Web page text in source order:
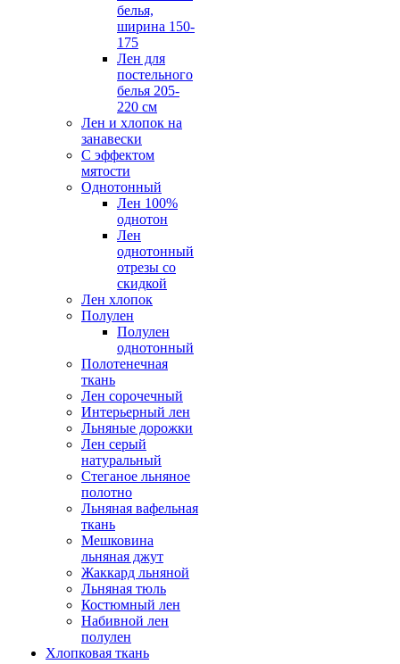
белья,
ширина 150-
175
Лен для
постельного
белья 205-
220 см
Лен и хлопок на
занавески
С эффектом
мятости
Однотонный
Лен 100%
однотон
Лен
однотонный
отрезы со
скидкой
Лен хлопок
Полулен
Полулен
однотонный
Полотенечная
ткань
Лен сорочечный
Интерьерный лен
Льняные дорожки
Лен серый
натуральный
Стеганое льняное
полотно
Льняная вафельная
ткань
Мешковина
льняная джут
Жаккард льняной
Льняная тюль
Костюмный лен
Набивной лен
полулен
Хлопковая ткань